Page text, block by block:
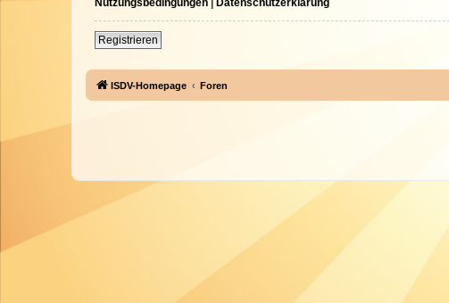
Registrieren
ISDV-Homepage Foren